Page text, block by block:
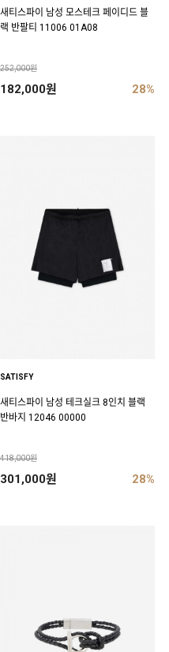
새티스파이 남성 모스테크 페이디드 블
랙 반팔티 11006 01A08
252,000원
182,000원 28%
SATISFY
새티스파이 남성 테크실크 8인치 블랙
반바지 12046 00000
418,000원
301,000원 28%